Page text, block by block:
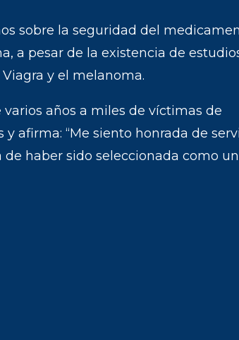
sobre la seguridad del
a pesar de la existencia de
y el melanoma.
años a miles de víctimas de
afirma: “Me siento honrada de
haber sido seleccionada como